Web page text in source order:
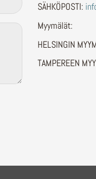
SÄHKÖPOSTI:
Myymälät:
HELSINGIN
TAMPEREEN